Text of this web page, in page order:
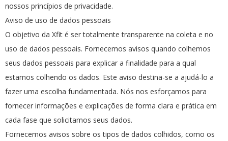
nossos princípios de privacidade.
Aviso de uso de dados pessoais
O objetivo da Xfit é ser totalmente transparente na coleta e no
uso de dados pessoais. Fornecemos avisos quando colhemos
seus dados pessoais para explicar a finalidade para a qual
estamos colhendo os dados. Este aviso destina-se a ajudá-lo a
fazer uma escolha fundamentada. Nós nos esforçamos para
fornecer informações e explicações de forma clara e prática em
cada fase que solicitamos seus dados.
Fornecemos avisos sobre os tipos de dados colhidos, como os